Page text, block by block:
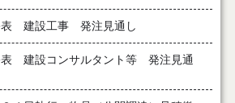
表 建設工事 発注見通し
表 建設コンサルタント等 発注見通